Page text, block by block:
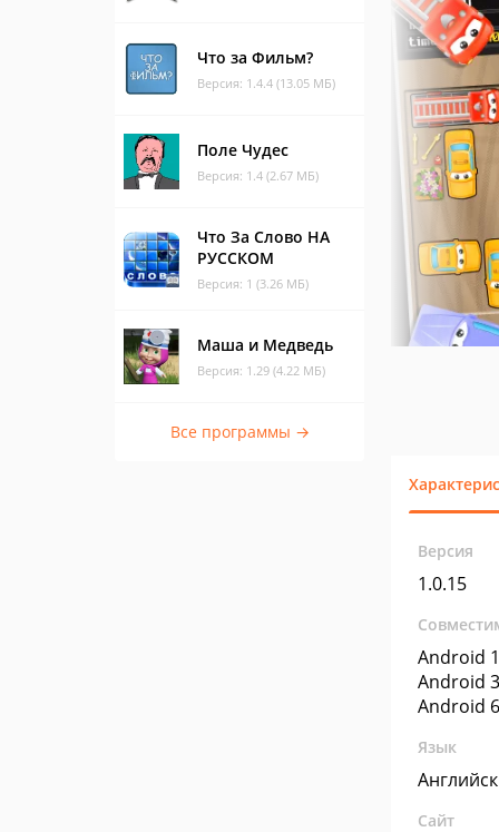
Что за Фильм?
Версия: 1.4.4 (13.05 МБ)
Поле Чудес
Версия: 1.4 (2.67 МБ)
Что За Слово НА
РУССКОМ
Версия: 1 (3.26 МБ)
Маша и Медведь
Версия: 1.29 (4.22 МБ)
Все программы →
Версия
1.0.15
Android
Android
Android
Язык
Сайт